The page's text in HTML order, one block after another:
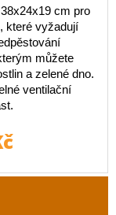
cm pro
které vyžadují
můžete
a zelené dno.
ventilační